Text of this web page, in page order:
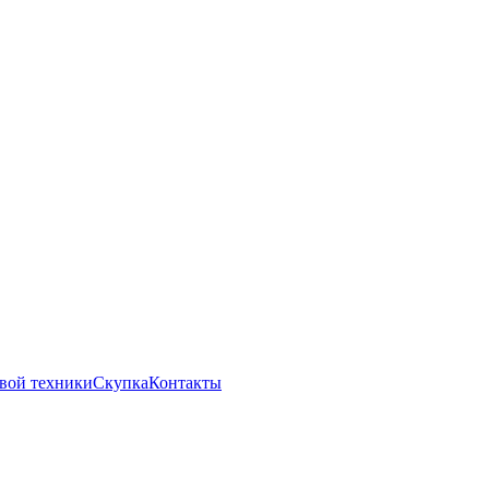
техникиСкупкаКонтакты